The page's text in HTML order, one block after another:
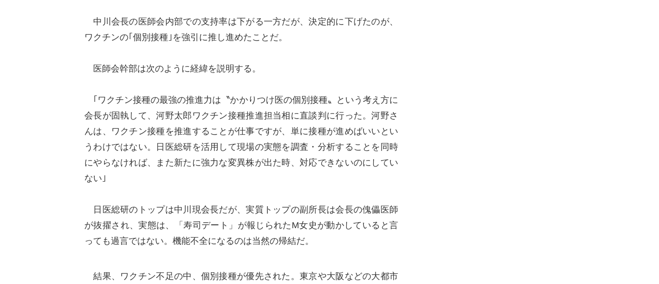
中川会長の医師会内部での支持率は下がる一方だが、決定的に下げたのが、
ワクチンの｢個別接種｣を強引に推し進めたことだ。
医師会幹部は次のように経緯を説明する。
｢ワクチン接種の最強の推進力は〝かかりつけ医の個別接種〟という考え方に
会長が固執して、河野太郎ワクチン接種推進担当相に直談判に行った。河野さ
んは、ワクチン接種を推進することが仕事ですが、単に接種が進めばいいとい
うわけではない。日医総研を活用して現場の実態を調査・分析することを同時
にやらなければ、また新たに強力な変異株が出た時、対応できないのにしてい
ない｣
日医総研のトップは中川現会長だが、実質トップの副所長は会長の傀儡医師
が抜擢され、実態は、「寿司デート」が報じられたM女史が動かしていると言
っても過言ではない。機能不全になるのは当然の帰結だ。
結果、ワクチン不足の中、個別接種が優先された。東京や大阪などの大都市